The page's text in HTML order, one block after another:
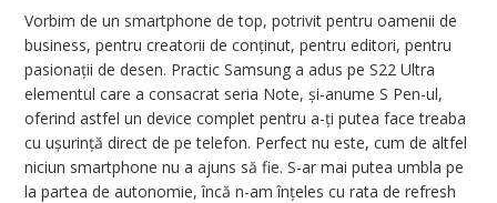
Vorbim de un smartphone de top, potrivit pentru oamenii de
business, pentru creatorii de conținut, pentru editori, pentru
pasionații de desen. Practic Samsung a adus pe S22 Ultra
elementul care a consacrat seria Note, și-anume S Pen-ul,
oferind astfel un device complet pentru a-ți putea face treaba
cu ușurință direct de pe telefon. Perfect nu este, cum de altfel
niciun smartphone nu a ajuns să fie. S-ar mai putea umbla pe
la partea de autonomie, încă n-am înțeles cu rata de refresh